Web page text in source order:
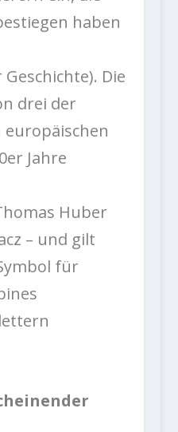
haben
Die
drei der
Jahre
Huber
– und gilt
für